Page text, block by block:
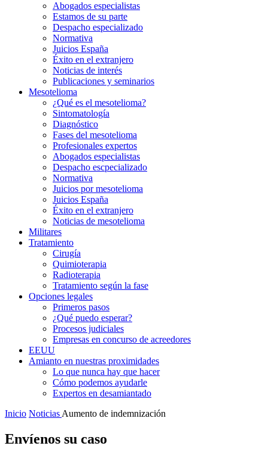
Abogados especialistas
Estamos de su parte
Despacho especializado
Normativa
Juicios España
Éxito en el extranjero
Noticias de interés
Publicaciones y seminarios
Mesotelioma
¿Qué es el mesotelioma?
Sintomatología
Diagnóstico
Fases del mesotelioma
Profesionales expertos
Abogados especialistas
Despacho escpecializado
Normativa
Juicios por mesotelioma
Juicios España
Éxito en el extranjero
Noticias de mesotelioma
Militares
Tratamiento
Cirugía
Quimioterapia
Radioterapia
Tratamiento según la fase
Opciones legales
Primeros pasos
¿Qué puedo esperar?
Procesos judiciales
Empresas en concurso de acreedores
EEUU
Amianto en nuestras proximidades
Lo que nunca hay que hacer
Cómo podemos ayudarle
Expertos en desamiantado
Inicio Noticias Aumento de indemnización
Envíenos su caso